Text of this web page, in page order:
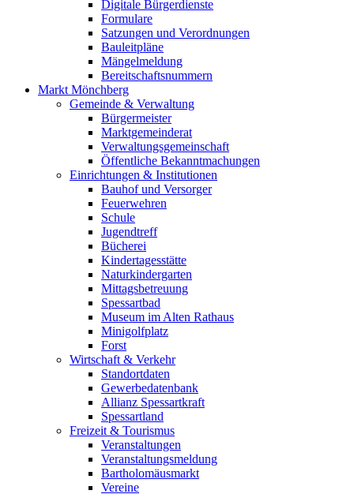
Digitale Bürgerdienste
Formulare
Satzungen und Verordnungen
Bauleitpläne
Mängelmeldung
Bereitschaftsnummern
Markt Mönchberg
Gemeinde & Verwaltung
Bürgermeister
Marktgemeinderat
Verwaltungsgemeinschaft
Öffentliche Bekanntmachungen
Einrichtungen & Institutionen
Bauhof und Versorger
Feuerwehren
Schule
Jugendtreff
Bücherei
Kindertagesstätte
Naturkindergarten
Mittagsbetreuung
Spessartbad
Museum im Alten Rathaus
Minigolfplatz
Forst
Wirtschaft & Verkehr
Standortdaten
Gewerbedatenbank
Allianz Spessartkraft
Spessartland
Freizeit & Tourismus
Veranstaltungen
Veranstaltungsmeldung
Bartholomäusmarkt
Vereine